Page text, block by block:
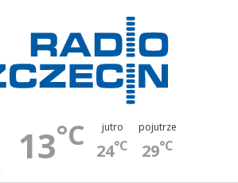
13°C jutro
24°C
pojutrze
29°C